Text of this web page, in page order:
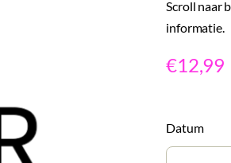
Scroll naar
informatie.
€12,99
Datum